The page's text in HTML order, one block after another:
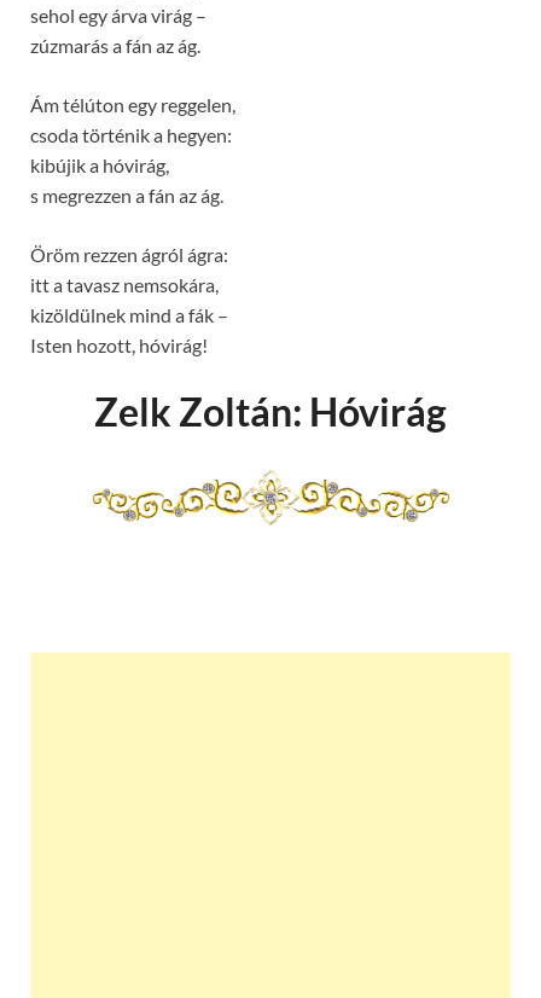
sehol egy árva virág –
zúzmarás a fán az ág.
Ám télúton egy reggelen,
csoda történik a hegyen:
kibújik a hóvirág,
s megrezzen a fán az ág.
Öröm rezzen ágról ágra:
itt a tavasz nemsokára,
kizöldülnek mind a fák –
Isten hozott, hóvirág!
Zelk Zoltán: Hóvirág